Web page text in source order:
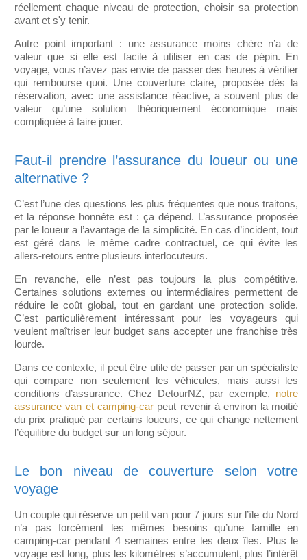
réellement chaque niveau de protection, choisir sa protection
avant et s'y tenir.
Autre point important : une assurance moins chère n’a de
valeur que si elle est facile à utiliser en cas de pépin. En
voyage, vous n’avez pas envie de passer des heures à vérifier
qui rembourse quoi. Une couverture claire, proposée dès la
réservation, avec une assistance réactive, a souvent plus de
valeur qu’une solution théoriquement économique mais
compliquée à faire jouer.
Faut-il prendre l’assurance du loueur ou une
alternative ?
C’est l’une des questions les plus fréquentes que nous traitons,
et la réponse honnête est : ça dépend. L’assurance proposée
par le loueur a l’avantage de la simplicité. En cas d’incident, tout
est géré dans le même cadre contractuel, ce qui évite les
allers-retours entre plusieurs interlocuteurs.
En revanche, elle n’est pas toujours la plus compétitive.
Certaines solutions externes ou intermédiaires permettent de
réduire le coût global, tout en gardant une protection solide.
C’est particulièrement intéressant pour les voyageurs qui
veulent maîtriser leur budget sans accepter une franchise très
lourde.
Dans ce contexte, il peut être utile de passer par un spécialiste
qui compare non seulement les véhicules, mais aussi les
conditions d’assurance. Chez DetourNZ, par exemple, notre
assurance van et camping-car peut revenir à environ la moitié
du prix pratiqué par certains loueurs, ce qui change nettement
l’équilibre du budget sur un long séjour.
Le bon niveau de couverture selon votre
voyage
Un couple qui réserve un petit van pour 7 jours sur l’île du Nord
n’a pas forcément les mêmes besoins qu’une famille en
camping-car pendant 4 semaines entre les deux îles. Plus le
voyage est long, plus les kilomètres s’accumulent, plus l’intérêt